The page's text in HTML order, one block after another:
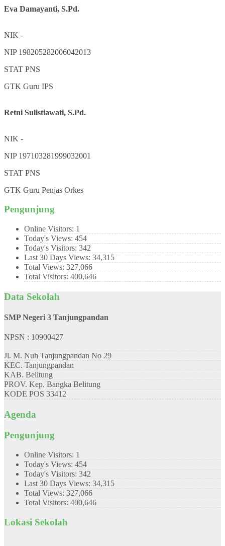
Eva Damayanti, S.Pd.
NIK -
NIP 198205282006042013
STAT PNS
GTK Guru IPS
Retni Sulistiawati, S.Pd.
NIK -
NIP 197103281999032001
STAT PNS
GTK Guru Penjas Orkes
Pengunjung
Online Visitors: 1
Today's Views: 454
Today's Visitors: 342
Last 30 Days Views: 34,315
Total Views: 327,066
Total Visitors: 400,646
Data Sekolah
SMP Negeri 3 Tanjungpandan
NPSN : 10900427
Jl. M. Nuh Tanjungpandan No 29
KEC. Tanjungpandan
KAB. Belitung
PROV. Kep. Bangka Belitung
KODE POS 33412
Agenda
Pengunjung
Online Visitors: 1
Today's Views: 454
Today's Visitors: 342
Last 30 Days Views: 34,315
Total Views: 327,066
Total Visitors: 400,646
Lokasi Sekolah